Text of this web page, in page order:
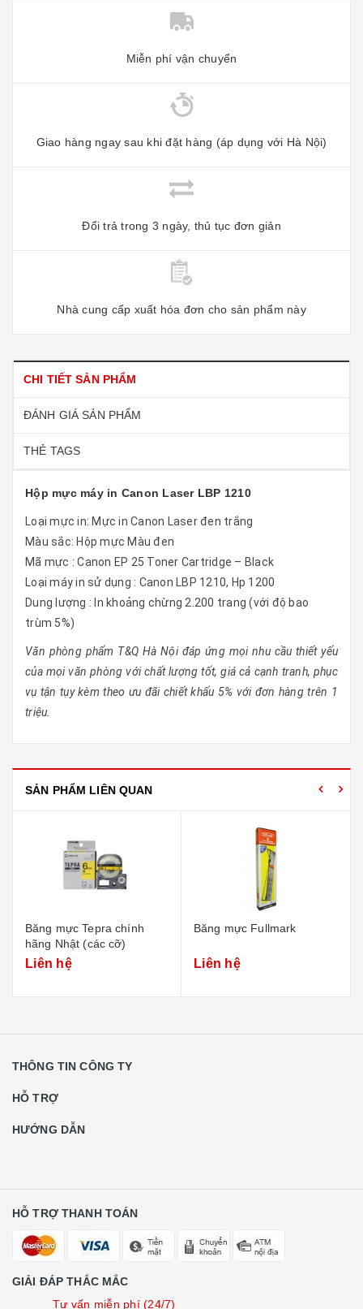
Miễn phí vận chuyển
Giao hàng ngay sau khi đặt hàng (áp dụng với Hà Nội)
Đổi trả trong 3 ngày, thủ tục đơn giản
Nhà cung cấp xuất hóa đơn cho sản phẩm này
CHI TIẾT SẢN PHẨM
ĐÁNH GIÁ SẢN PHẨM
THẺ TAGS
Hộp mực máy in Canon Laser LBP 1210
Loại mực in: Mực in Canon Laser đen trắng
Màu sắc: Hộp mực Màu đen
Mã mực : Canon EP 25 Toner Cartridge – Black
Loại máy in sử dụng : Canon LBP 1210, Hp 1200
Dung lượng : In khoảng chừng 2.200 trang (với độ bao
trùm 5%)
Văn phòng phẩm T&Q Hà Nội đáp ứng mọi nhu cầu thiết yếu
của mọi văn phòng với chất lượng tốt, giá cả cạnh tranh, phục
vụ tận tụy kèm theo ưu đãi chiết khấu 5% với đơn hàng trên 1
triệu.
SẢN PHẨM LIÊN QUAN
Băng mực Tepra chính
hãng Nhật (các cỡ)
Liên hệ
Băng mực Fullmark
Liên hệ
THÔNG TIN CÔNG TY
HỖ TRỢ
HƯỚNG DẪN
HỖ TRỢ THANH TOÁN
GIẢI ĐÁP THẮC MẮC
Tư vấn miễn phí (24/7)